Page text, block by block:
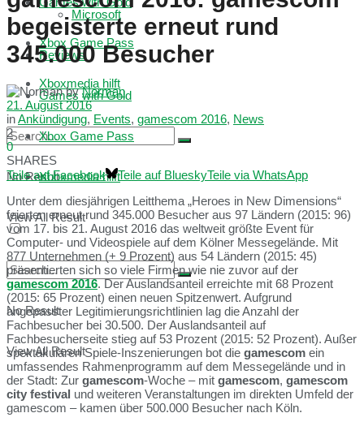
Xbox Game Pass
Xboxmedia hilft
No Result
View All Result
Microsoft
Reviews
Games with Gold
Xbox Game Pass
Xboxmedia hilft
No Result
View All Result
begeisterte erneut rund
345.000 Besucher
by Norman
21. August 2016
inAnkündigung, Events, gamescom 2016, News
2
0
SHARES
Teile auf Facebook
Teile auf BlueskyTeile via WhatsApp
Unter dem diesjährigen Leitthema „Heroes in New Dimensions“
feierten erneut rund 345.000 Besucher aus 97 Ländern (2015: 96)
vom 17. bis 21. August 2016 das weltweit größte Event für
Computer- und Videospiele auf dem Kölner Messegelände. Mit
877 Unternehmen (+ 9 Prozent) aus 54 Ländern (2015: 45)
präsentierten sich so viele Firmen wie nie zuvor auf der
gamescom 2016. Der Auslandsanteil erreichte mit 68 Prozent
(2015: 65 Prozent) einen neuen Spitzenwert. Aufgrund
angepasster Legitimierungsrichtlinien lag die Anzahl der
Fachbesucher bei 30.500. Der Auslandsanteil auf
Fachbesucherseite stieg auf 53 Prozent (2015: 52 Prozent). Außer
spektakulären Spiele-Inszenierungen bot die gamescom ein
umfassendes Rahmenprogramm auf dem Messegelände und in
der Stadt: Zur gamescom-Woche – mit gamescom, gamescom
city festival und weiteren Veranstaltungen im direkten Umfeld der
gamescom – kamen über 500.000 Besucher nach Köln.